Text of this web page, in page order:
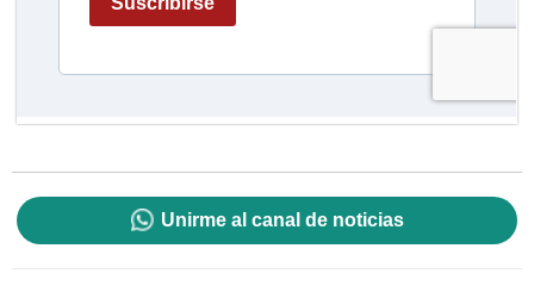
Unirme al canal de noticias